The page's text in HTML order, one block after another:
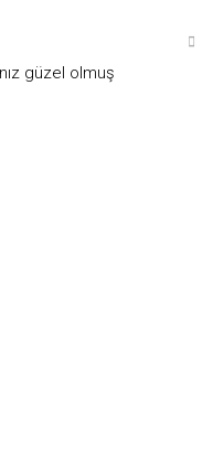
güzel olmuş